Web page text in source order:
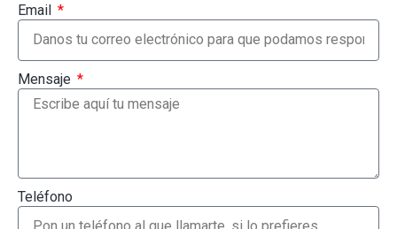
Email
Mensaje
Teléfono